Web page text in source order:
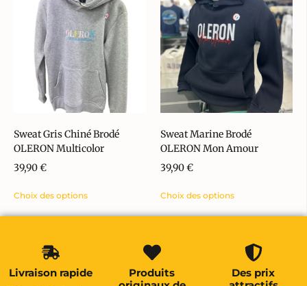
Sweat Gris Chiné Brodé
OLERON Multicolor
39,90€
Choix des options
Sweat Marine Brodé
OLERON Mon Amour
39,90€
Choix des options
Livraison rapide
Produits
Des prix